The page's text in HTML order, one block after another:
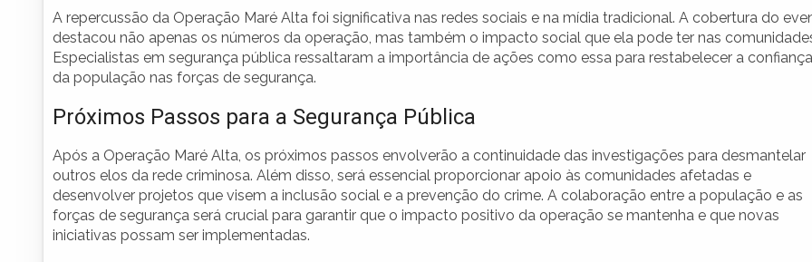
A repercussão da Operação Maré Alta foi significativa nas redes sociais e na mídia tradicional. A cobertura do
destacou não apenas os números da operação, mas também o impacto social que ela pode ter nas
Especialistas em segurança pública ressaltaram a importância de ações como essa para restabelecer a confiança
da população nas forças de segurança.
Próximos Passos para a Segurança Pública
Após a Operação Maré Alta, os próximos passos envolverão a continuidade das investigações para desmantelar
outros elos da rede criminosa. Além disso, será essencial proporcionar apoio às comunidades afetadas e
desenvolver projetos que visem a inclusão social e a prevenção do crime. A colaboração entre a população e as
forças de segurança será crucial para garantir que o impacto positivo da operação se mantenha e que novas
iniciativas possam ser implementadas.